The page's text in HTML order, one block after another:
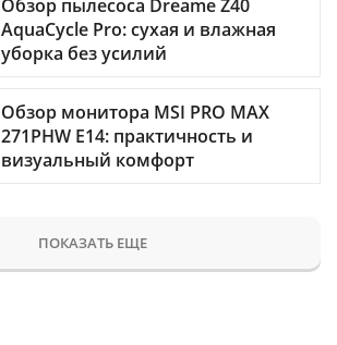
Обзор пылесоса Dreame Z40
AquaCycle Pro: сухая и влажная
уборка без усилий
Обзор монитора MSI PRO MAX
271PHW E14: практичность и
визуальный комфорт
ПОКАЗАТЬ ЕЩЕ